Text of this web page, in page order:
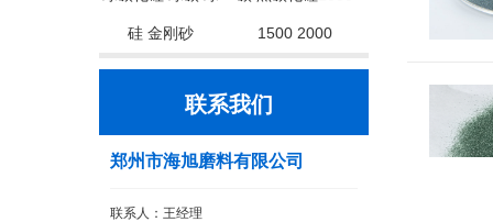
硅 金刚砂 1500 2000
联系我们
郑州市海旭磨料有限公司
联系人：王经理